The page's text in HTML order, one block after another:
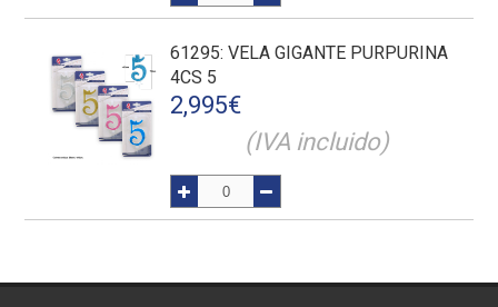
61295: VELA GIGANTE PURPURINA
4CS 5
2,995€
(IVA incluido)